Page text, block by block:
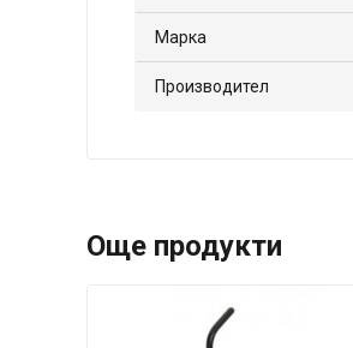
Марка
Производител
Още продукти